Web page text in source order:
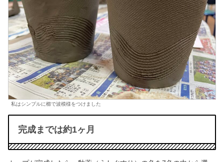
私はシンプルに櫛で波模様をつけました
完成までは約1ヶ月